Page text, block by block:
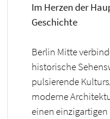
Im Herzen der
Geschichte
Berlin Mitte
historische
pulsierende
moderne
einen